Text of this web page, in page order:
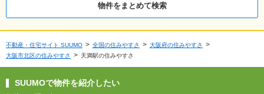
物件をまとめて検索
不動産・住宅サイト SUUMO 全国の住みやすさ
大阪府の住みやすさ
大阪市北区の住みやすさ
天満駅の住みやすさ
SUUMOで物件を紹介したい